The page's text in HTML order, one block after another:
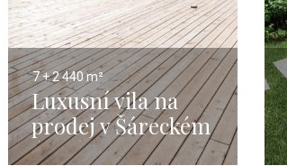
7 + 2440 m²
Luxusní vila na
prodej v Šáreckém
údolí